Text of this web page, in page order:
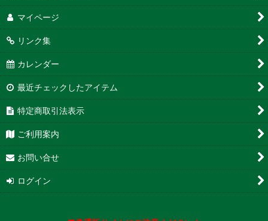
マイページ
リンク集
カレンダー
最近チェックしたアイテム
特定商取引法表示
ご利用案内
お問い合せ
ログイン